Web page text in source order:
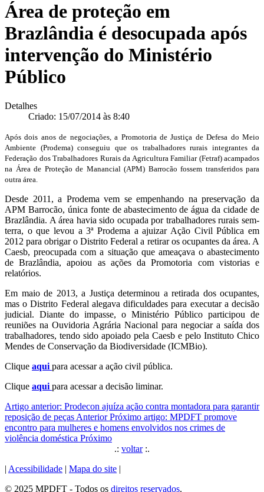
Área de proteção em
Brazlândia é desocupada após
intervenção do Ministério
Público
Detalhes
Criado: 15/07/2014 às 8:40
Após dois anos de negociações, a Promotoria de Justiça de Defesa do Meio
Ambiente (Prodema) conseguiu que os trabalhadores rurais integrantes da
Federação dos Trabalhadores Rurais da Agricultura Familiar (Fetraf) acampados
na Área de Proteção de Manancial (APM) Barrocão fossem transferidos para
outra área.
Desde 2011, a Prodema vem se empenhando na preservação da
APM Barrocão, única fonte de abastecimento de água da cidade de
Brazlândia. A área havia sido ocupada por trabalhadores rurais sem-
terra, o que levou a 3ª Prodema a ajuizar Ação Civil Pública em
2012 para obrigar o Distrito Federal a retirar os ocupantes da área. A
Caesb, preocupada com a situação que ameaçava o abastecimento
de Brazlândia, apoiou as ações da Promotoria com vistorias e
relatórios.
Em maio de 2013, a Justiça determinou a retirada dos ocupantes,
mas o Distrito Federal alegava dificuldades para executar a decisão
judicial. Diante do impasse, o Ministério Público participou de
reuniões na Ouvidoria Agrária Nacional para negociar a saída dos
trabalhadores, tendo sido apoiado pela Caesb e pelo Instituto Chico
Mendes de Conservação da Biodiversidade (ICMBio).
Clique aqui para acessar a ação civil pública.
Clique aqui para acessar a decisão liminar.
Artigo anterior: Prodecon ajuíza ação contra montadora para garantir
reposição de peças Anterior Próximo artigo: MPDFT promove
encontro para mulheres e homens envolvidos nos crimes de
violência doméstica Próximo
.: voltar:.
| Acessibilidade | Mapa do site |
© 2025 MPDFT - Todos os direitos reservados.